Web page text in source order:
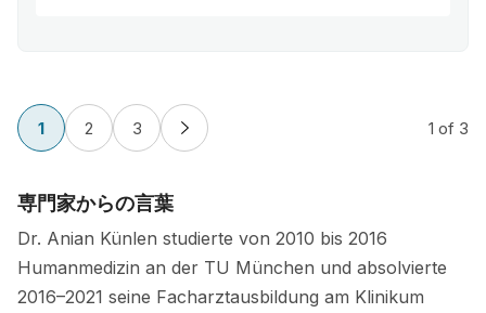
1 2 3 1 of 3
専門家からの言葉
Dr. Anian Künlen studierte von 2010 bis 2016
Humanmedizin an der TU München und absolvierte
2016–2021 seine Facharztausbildung am Klinikum